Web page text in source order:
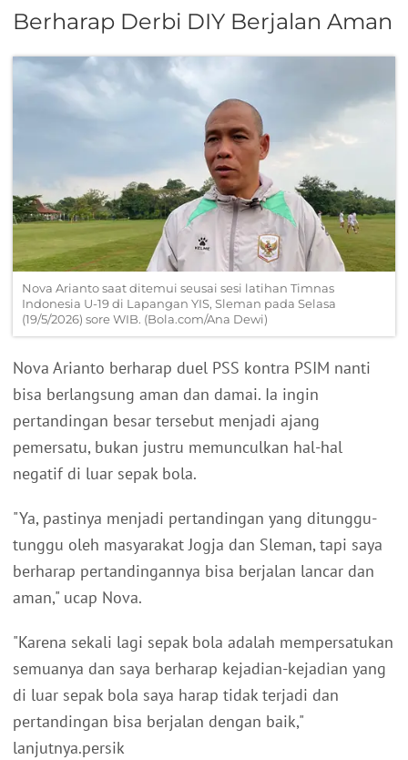
Berharap Derbi DIY Berjalan Aman
Nova Arianto saat ditemui seusai sesi latihan Timnas
Indonesia U-19 di Lapangan YIS, Sleman pada Selasa
(19/5/2026) sore WIB. (Bola.com/Ana Dewi)
Nova Arianto berharap duel PSS kontra PSIM nanti
bisa berlangsung aman dan damai. Ia ingin
pertandingan besar tersebut menjadi ajang
pemersatu, bukan justru memunculkan hal-hal
negatif di luar sepak bola.
"Ya, pastinya menjadi pertandingan yang ditunggu-
tunggu oleh masyarakat Jogja dan Sleman, tapi saya
berharap pertandingannya bisa berjalan lancar dan
aman," ucap Nova.
"Karena sekali lagi sepak bola adalah mempersatukan
semuanya dan saya berharap kejadian-kejadian yang
di luar sepak bola saya harap tidak terjadi dan
pertandingan bisa berjalan dengan baik,"
lanjutnya.persik